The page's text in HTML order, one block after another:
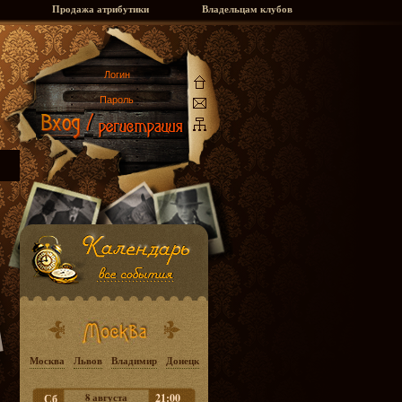
Продажа атрибутики Владельцам клубов
Москва Львов Владимир Донецк
Сб 8 августа
21:00